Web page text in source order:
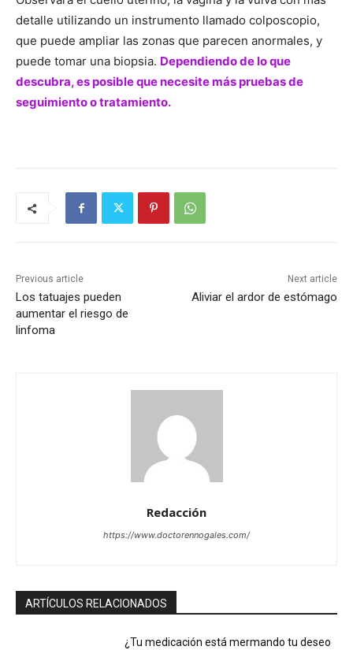
detalle utilizando un instrumento llamado colposcopio,
que puede ampliar las zonas que parecen anormales, y
puede tomar una biopsia. Dependiendo de lo que
descubra, es posible que necesite más pruebas de
seguimiento o tratamiento.
Previous article
Los tatuajes pueden
aumentar el riesgo de
linfoma
Next article
Aliviar el ardor de estómago
Redacción
https://www.doctorennogales.com/
ARTÍCULOS RELACIONADOS
¿Tu medicación está mermando tu deseo